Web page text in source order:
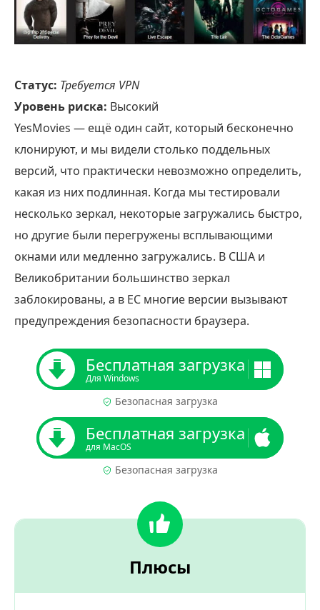
Статус: Требуется VPN
Уровень риска: Высокий
YesMovies — ещё один сайт, который бесконечно
клонируют, и мы видели столько поддельных
версий, что практически невозможно определить,
какая из них подлинная. Когда мы тестировали
несколько зеркал, некоторые загружались быстро,
но другие были перегружены всплывающими
окнами или медленно загружались. В США и
Великобритании большинство зеркал
заблокированы, а в ЕС многие версии вызывают
предупреждения безопасности браузера.
Бесплатная загрузка
Для Windows
Безопасная загрузка
Бесплатная загрузка
для MacOS
Безопасная загрузка
Плюсы